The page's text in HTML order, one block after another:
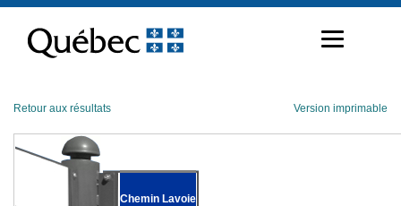
contenu
Retour aux résultats Version imprimable
Chemin Lavoie